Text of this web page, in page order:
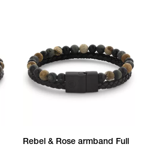
Rebel & Rose armband Full